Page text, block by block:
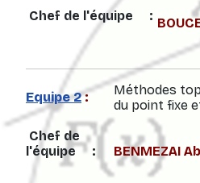
Chef de l'équipe :
Equipe 2 :
Méthodes
du point fixe
Chef de
l'équipe :
BENMEZAI